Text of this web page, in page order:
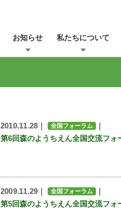
お知らせ 私たちについて
2010.11.28｜ 全国フォーラム ｜
第6回森のようちえん全国交流フ
2009.11.29｜ 全国フォーラム ｜
第5回森のようちえん全国交流フ